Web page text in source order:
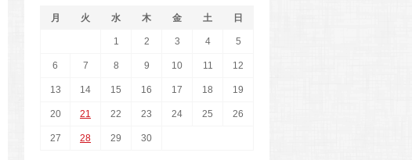
月 火 水 木 金 土 日
1 2 3 4 5
6 7 8 9 10 11 12
13 14 15 16 17 18 19
20 21 22 23 24 25 26
27 28 29 30